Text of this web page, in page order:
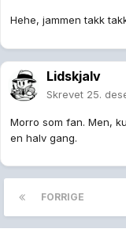
Hehe, jammen takk
Lidskjalv
Skrevet 25.
Morro som fan. Men,
en halv gang.
FORRIGE